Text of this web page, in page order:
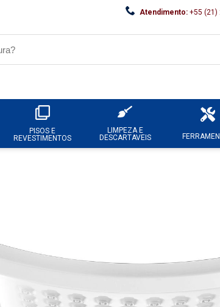
Atendimento: +55 (21)
PISOS E
REVESTIMENTOS
LIMPEZA E
DESCARTAVEIS